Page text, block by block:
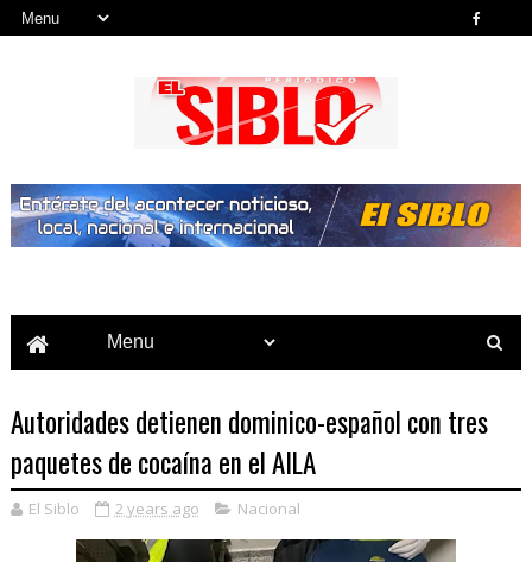
Autoridades detienen dominico-español con tres
paquetes de cocaína en el AILA
El Siblo 2 years ago Nacional